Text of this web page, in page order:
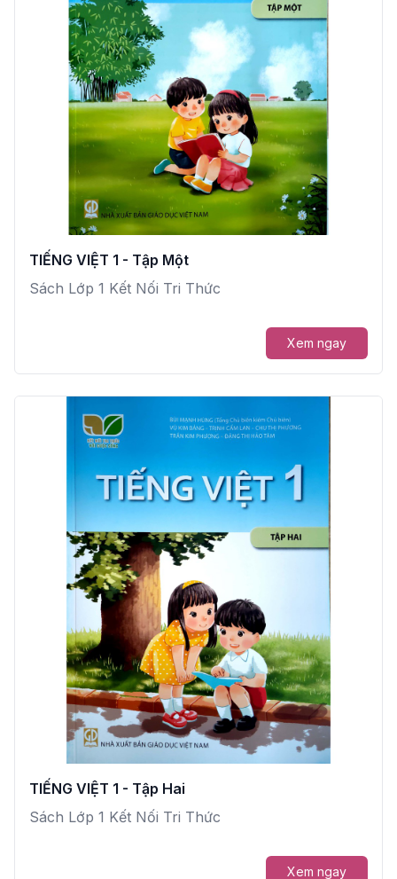
TIẾNG VIỆT 1 - Tập Một
Sách Lớp 1 Kết Nối Tri Thức
Xem ngay
TIẾNG VIỆT 1 - Tập Hai
Sách Lớp 1 Kết Nối Tri Thức
Xem ngay